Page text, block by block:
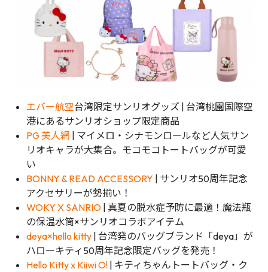
エバー航空台湾限定サンリオグッズ | 台湾桃園国際空
港にあるサンリオショップ限定商品
PG 美人網 | マイメロ・シナモンロールなど人気サン
リオキャラが大集合。モコモコトートバッグが可愛
い
BONNY & READ ACCESSORY | サンリオ50周年記念
アクセサリーが勢揃い！
WOKY X SANRIO | 真夏の脱水症予防に最適！魔法瓶
の保温水筒×サンリオコラボアイテム
deya×hello kitty | 台湾発のバッグブランド「deya」が
ハローキティ50周年記念限定バッグを発売！
Hello Kitty x Kiiwi O! | キティちゃんトートバッグ・ク